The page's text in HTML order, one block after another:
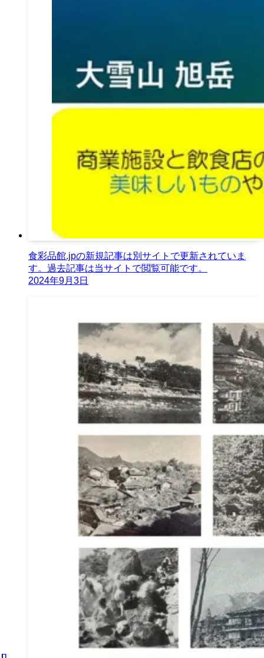
食彩品館.jpの新規記事は別サイトで更新されていま
す。過去記事は当サイトで閲覧可能です。
2024年9月3日